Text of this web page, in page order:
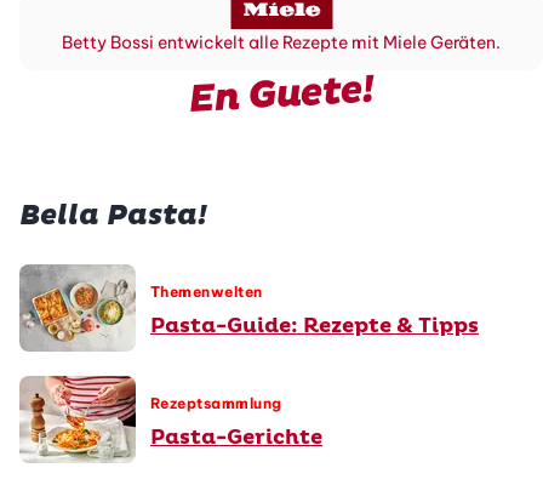
Betty Bossi entwickelt alle Rezepte mit Miele Geräten.
En Guete!
Bella Pasta!
Themenwelten
Pasta-Guide: Rezepte & Tipps
Rezeptsammlung
Pasta-Gerichte